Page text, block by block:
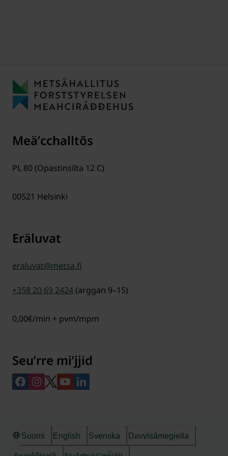
Meäʹcchalltõs
PL 80 (Opastinsilta 12 C)
00521 Helsinki
Eräluvat
eraluvat@metsa.fi
+358 20 69 2424 (arggan 9–15)
0,00€/min + pvm/mpm
Seuʹrre miʹjjid
Suomi English Svenska Davvisámegiella